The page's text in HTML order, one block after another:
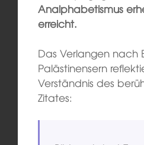
Analphabetismus
erreicht.
Das Verlangen nach
Palästinensern
Verständnis des
Zitates: